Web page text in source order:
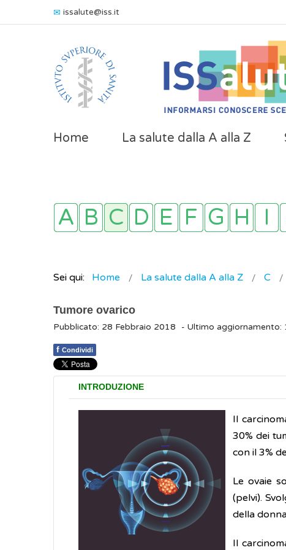
issalute@iss.it
Home La salute dalla A alla Z
Sei qui: Home La salute dalla A alla Z C
Tumore ovarico
Pubblicato: 28 Febbraio 2018 - Ultimo aggiornamento:
f Condividi
INTRODUZIONE
Il
30% dei
con il 3%
Le ovaie
(pelvi).
della
Il